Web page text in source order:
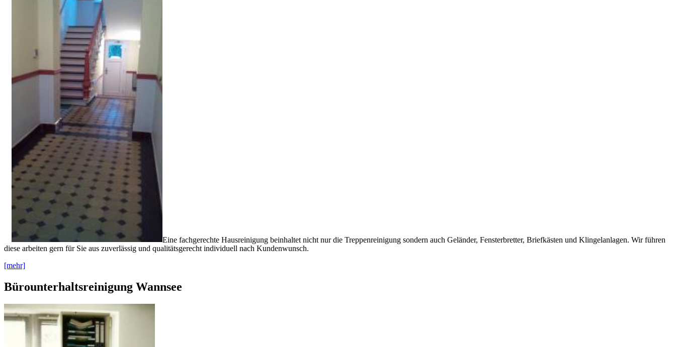
Eine fachgerechte Hausreinigung beinhaltet nicht nur die Treppenreinigung sondern auch Geländer, Fensterbretter, Briefkästen und Klingelanlagen. Wir führen
diese arbeiten gern für Sie aus zuverlässig und qualitätsgerecht individuell nach Kundenwunsch.
[mehr]
Bürounterhaltsreinigung Wannsee